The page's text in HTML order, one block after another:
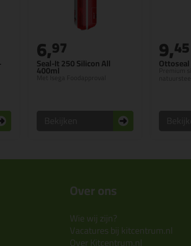
Seal-It 250 Silicon All
400ml
Met Isega Foodapproval
6,97
Premium
9,45
Over ons
Wie wij zijn?
Vacatures bij kitcentrum.nl